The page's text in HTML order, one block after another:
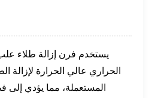
يستخدم فرن إزالة طلاء علب
الحراري عالي الحرارة
المستعملة، مما يؤدي إلى